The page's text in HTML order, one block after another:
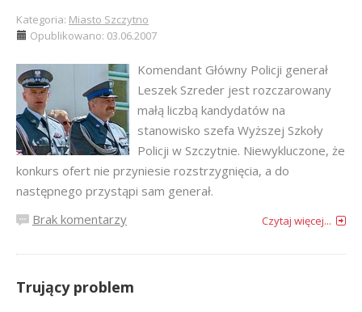
Kategoria: Miasto Szczytno
Opublikowano: 03.06.2007
Komendant Główny Policji generał
Leszek Szreder jest rozczarowany
małą liczbą kandydatów na
stanowisko szefa Wyższej Szkoły
Policji w Szczytnie. Niewykluczone, że
konkurs ofert nie przyniesie rozstrzygnięcia, a do
następnego przystąpi sam generał.
Brak komentarzy
Czytaj więcej...
Trujący problem